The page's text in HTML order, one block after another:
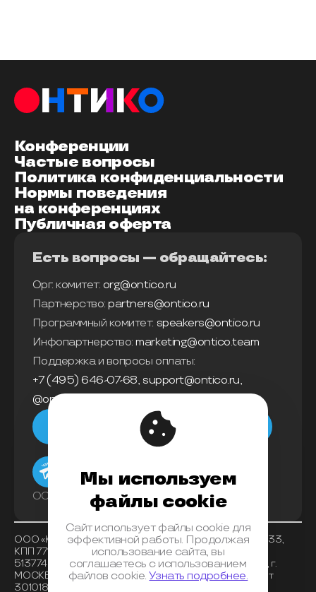
Конференции
Частые вопросы
Политика конфиденциальности
Нормы поведения
на конференциях
Публичная оферта
Есть вопросы — обращайтесь:
Орг. комитет: org@ontico.ru
Партнерство: partners@ontico.ru
Программный комитет: speakers@ontico.ru
Инфопартнерство: marketing@ontico.team
Поддержка и вопросы оплаты:
+7 (495) 646-07-68, support@ontico.ru,
@ontico_support
Мы в телеграм
ООО «Конференции Олега Бунина»
ООО «Конференции Олега Бунина», ИНН 7733863233,
КПП 771401001 , ОКВЭД 62.01, ОКПО 26117225, ОГРН
5137746153518, Банк получателя АО «АЛЬФА-БАНК», г.
МОСКВА, БИК 044525593, корреспондентский счет
30101810200000000593, расчетный счет
Мы используем
файлы cookie
Сайт использует файлы cookie для
эффективной работы. Продолжая
использование сайта, вы
соглашаетесь с использованием
файлов cookie.Узнать подробнее.